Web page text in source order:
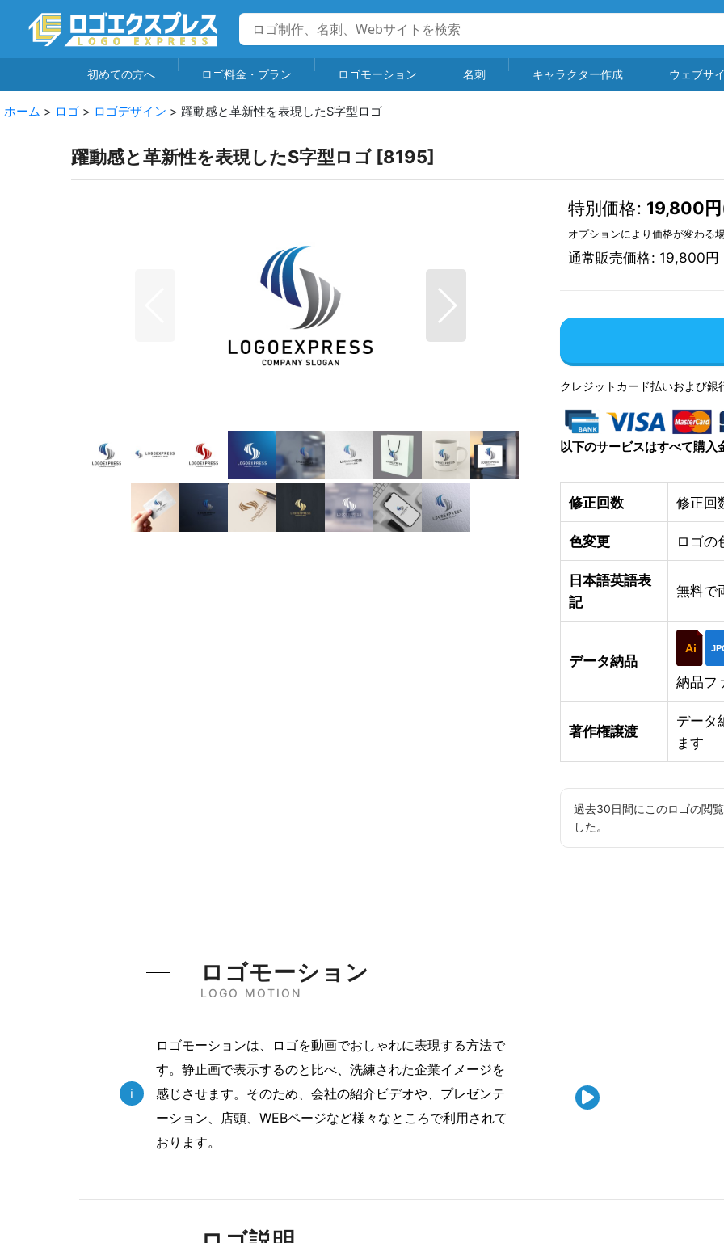
初めての方へ ロゴ料金・プラン ロゴモーション 名刺 キャラクター作成 ウェブサ
ホーム > ロゴ > ロゴデザイン > 躍動感と革新性を表現したS字型ロゴ
躍動感と革新性を表現したS字型ロゴ [8195]
特別価格: 19,800円
オプションにより価格が変わる
通常販売価格: 19,800円
クレジットカード払いおよび銀
以下のサービスはすべて購入
修正回数 修正回
色変更 ロゴの
日本語英語表
記
無料で
データ納品
Ai
納品フ
著作権譲渡
データ
ます
過去30日間にこのロゴの閲
した。
LOGO MOTION
ロゴモーション
i
ロゴモーションは、ロゴを動画でおしゃれに表現する方法で
す。静止画で表示するのと比べ、洗練された企業イメージを
感じさせます。そのため、会社の紹介ビデオや、プレゼンテ
ーション、店頭、WEBページなど様々なところで利用されて
おります。
